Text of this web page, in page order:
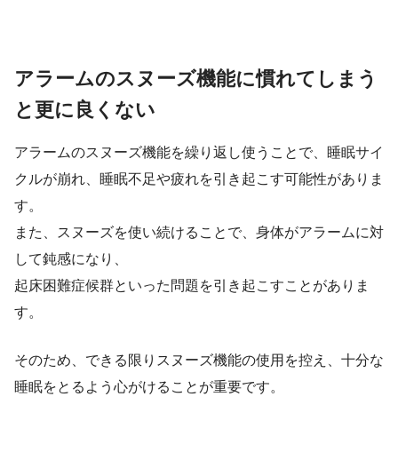
アラームのスヌーズ機能に慣れてしまう
と更に良くない
アラームのスヌーズ機能を繰り返し使うことで、睡眠サイ
クルが崩れ、睡眠不足や疲れを引き起こす可能性がありま
す。
また、スヌーズを使い続けることで、身体がアラームに対
して鈍感になり、
起床困難症候群といった問題を引き起こすことがありま
す。
そのため、できる限りスヌーズ機能の使用を控え、十分な
睡眠をとるよう心がけることが重要です。